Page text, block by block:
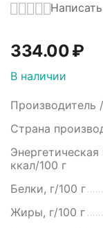
334.00₽
В наличии
Производитель
Страна
Энергетическая
ккал/100 г
Белки, г/100 г
Жиры, г/100 г